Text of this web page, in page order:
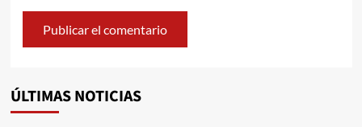
ÚLTIMAS NOTICIAS